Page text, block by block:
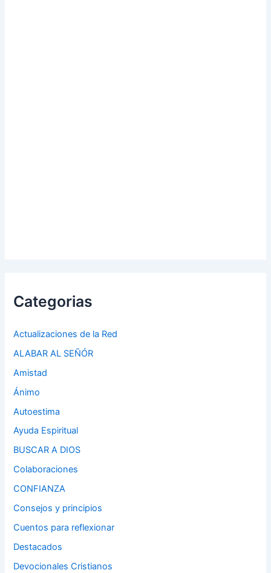
Categorias
Actualizaciones de la Red
ALABAR AL SEÑÓR
Amistad
Ánimo
Autoestima
Ayuda Espiritual
BUSCAR A DIOS
Colaboraciones
CONFIANZA
Consejos y principios
Cuentos para reflexionar
Destacados
Devocionales Cristianos